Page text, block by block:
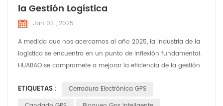
la Gestión Logística
Jan 03 , 2025
A medida que nos acercamos al año 2025, la industria de la
logística se encuentra en un punto de inflexión fundamental.
HUABAO se compromete a mejorar la eficiencia de la gestión
el Sello electrónico GPS. Creemos que con soluciones
inteligentes podemos mejorar significativamente la seguridad
ETIQUETAS :
Cerradura Electrónica GPS